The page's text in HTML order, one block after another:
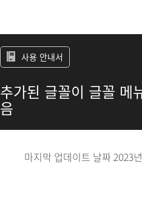
사용 안내서
추가된 글꼴이 글꼴 메
음
마지막 업데이트 날짜2023